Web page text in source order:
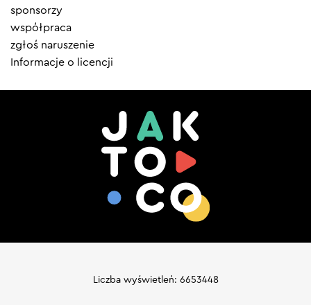
sponsorzy
współpraca
zgłoś naruszenie
Informacje o licencji
Liczba wyświetleń: 6653448